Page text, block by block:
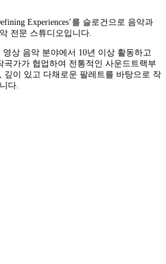
Experiences’를 슬로건으로 음악과
전문 스튜디오입니다.
상 음악 분야에서 10년 이상 활동하고
곡가가 협업하여 전통적인 사운드트랙부
깊이 있고 다채로운 팔레트를 바탕으로 작
다.